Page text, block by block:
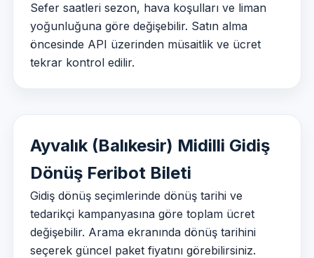
Sefer saatleri sezon, hava koşulları ve liman
yoğunluğuna göre değişebilir. Satın alma
öncesinde API üzerinden müsaitlik ve ücret
tekrar kontrol edilir.
Ayvalık (Balıkesir) Midilli Gidiş
Dönüş Feribot Bileti
Gidiş dönüş seçimlerinde dönüş tarihi ve
tedarikçi kampanyasına göre toplam ücret
değişebilir. Arama ekranında dönüş tarihini
seçerek güncel paket fiyatını görebilirsiniz.